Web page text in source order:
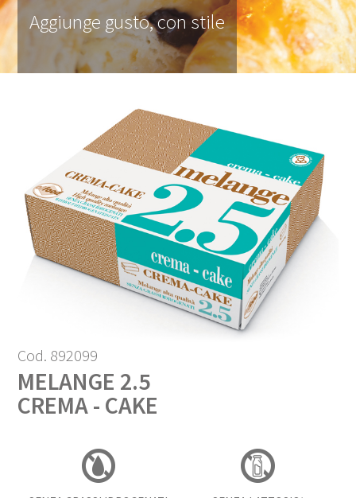
Aggiunge gusto, con stile
Cod. 892099
MELANGE 2.5
CREMA - CAKE